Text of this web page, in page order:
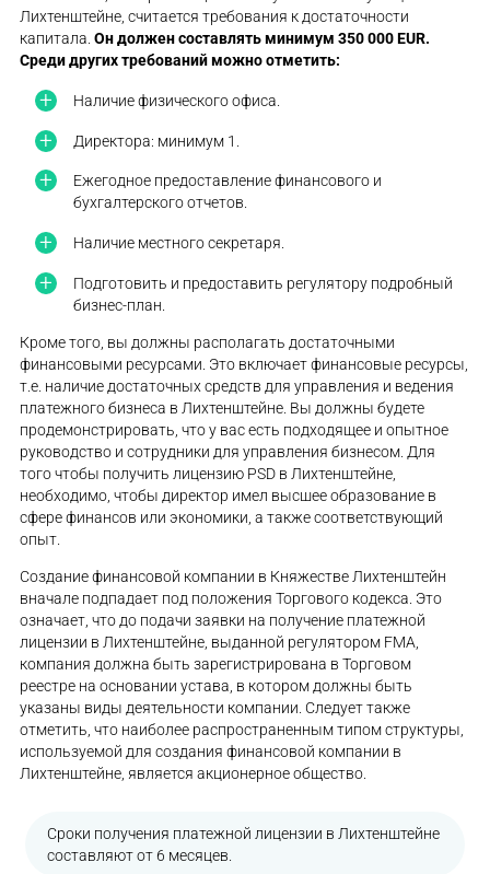
Лихтенштейне, считается требования к достаточности
капитала.Он должен составлять минимум 350 000 EUR.
Среди других требований можно отметить:
Наличие физического офиса.
Директора: минимум 1.
Ежегодное предоставление финансового и
бухгалтерского отчетов.
Наличие местного секретаря.
Подготовить и предоставить регулятору подробный
бизнес-план.
Кроме того, вы должны располагать достаточными
финансовыми ресурсами. Это включает финансовые ресурсы,
т.е. наличие достаточных средств для управления и ведения
платежного бизнеса в Лихтенштейне. Вы должны будете
продемонстрировать, что у вас есть подходящее и опытное
руководство и сотрудники для управления бизнесом. Для
того чтобы получить лицензию PSD в Лихтенштейне,
необходимо, чтобы директор имел высшее образование в
сфере финансов или экономики, а также соответствующий
опыт.
Создание финансовой компании в Княжестве Лихтенштейн
вначале подпадает под положения Торгового кодекса. Это
означает, что до подачи заявки на получение платежной
лицензии в Лихтенштейне, выданной регулятором FMA,
компания должна быть зарегистрирована в Торговом
реестре на основании устава, в котором должны быть
указаны виды деятельности компании. Следует также
отметить, что наиболее распространенным типом структуры,
используемой для создания финансовой компании в
Лихтенштейне, является акционерное общество.
Сроки получения платежной лицензии в Лихтенштейне
составляют от 6 месяцев.